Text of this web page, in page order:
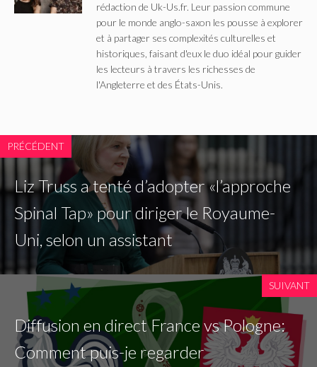
rédaction de Uk-Us.fr. Leur passion commune
pour le monde anglo-saxon les pousse à explorer
et à partager ses complexités culturelles et
historiques, faisant d'eux le duo idéal pour guider
les lecteurs à travers les richesses de
l'Angleterre et des États-Unis.
PRÉCÉDENT
Liz Truss a tenté d’adopter «l’approche
Spinal Tap» pour diriger le Royaume-
Uni, selon un assistant
SUIVANT
Diffusion en direct France vs Pologne:
Comment puis-je regarder